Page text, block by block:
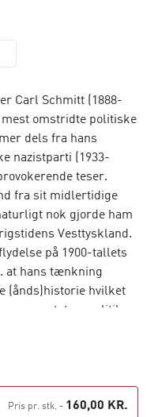
Carl Schmitt (1888-
omstridte politiske
dels fra hans
nazistparti (1933-
teser.
fra sit midlertidige
nok gjorde ham
Vesttyskland.
på 1900-tallets
at hans tænkning
(ånds)historie hvilket
over stat og politik
tese er at begreber
Pris pr. stk.- 160,00 KR.